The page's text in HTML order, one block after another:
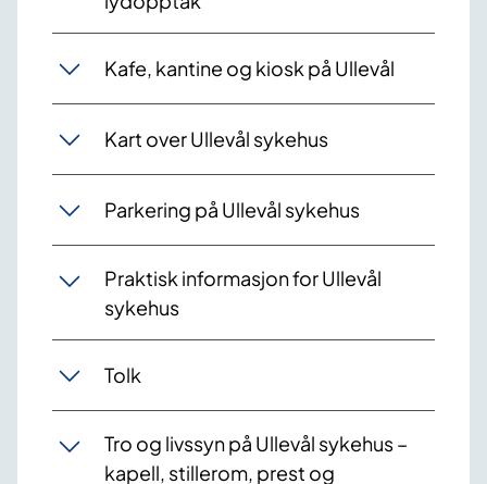
Kafe, kantine og kiosk på Ullevål
Kart over Ullevål sykehus
Parkering på Ullevål sykehus
Praktisk informasjon for Ullevål
sykehus
Tolk
Tro og livssyn på Ullevål sykehus –
kapell, stillerom, prest og